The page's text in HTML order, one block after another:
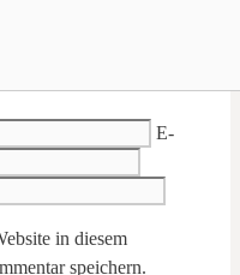
E-
in diesem
speichern.